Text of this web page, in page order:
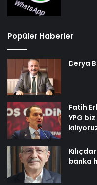
Popüler Haberler
Derya
Fatih
YPG
banka